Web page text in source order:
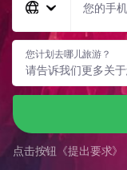
您的手
您计划去哪儿旅游？
点击按钮《提出要求》